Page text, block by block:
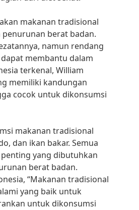
makanan tradisional
berat badan.
namun rendang
membantu dalam
terkenal, William
memiliki kandungan
cocok untuk dikonsumsi
makanan tradisional
dan ikan bakar. Semua
yang dibutuhkan
berat badan.
“Makanan tradisional
yang baik untuk
untuk dikonsumsi